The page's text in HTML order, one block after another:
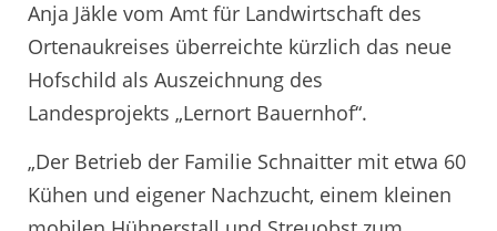
Anja Jäkle vom Amt für Landwirtschaft des
Ortenaukreises überreichte kürzlich das neue
Hofschild als Auszeichnung des
Landesprojekts „Lernort Bauernhof“.
„Der Betrieb der Familie Schnaitter mit etwa 60
Kühen und eigener Nachzucht, einem kleinen